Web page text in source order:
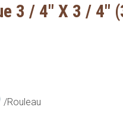
3 / 4" X 3 / 4"
/Rouleau